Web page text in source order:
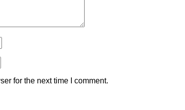
for the next time I comment.